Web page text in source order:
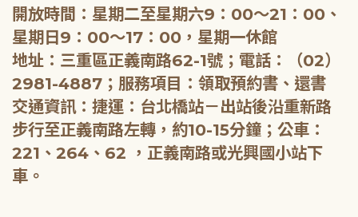
開放時間：星期二至星期六9：00～21：00、
星期日9：00～17：00，星期一休館
地址：三重區正義南路62-1號；電話：（02）
2981-4887；服務項目：領取預約書、還書
交通資訊：捷運：台北橋站－出站後沿重新路
步行至正義南路左轉，約10-15分鐘；公車：
221、264、62 ，正義南路或光興國小站下
車。